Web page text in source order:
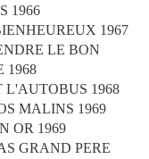
1966
1967
LE BON
1968
1968
MALINS 1969
OR 1969
GRAND PERE